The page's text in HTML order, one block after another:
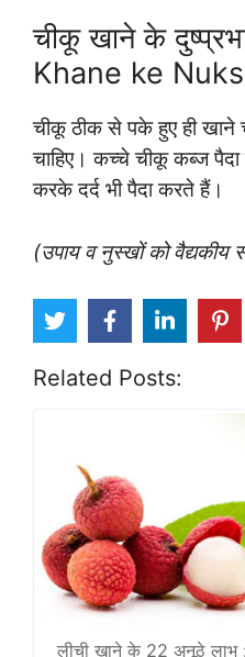
चीकू खाने के
Khane ke
चीकू ठीक से पके हुए ही खाने
चाहिए। कच्चे चीकू कब्ज
करके दर्द भी पैदा करते हैं।
(उपाय व नुस्खों को वैद्यकीय
Related Posts:
लीची खाने के 22 अनूठे